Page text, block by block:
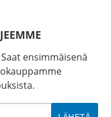
ensimmäisenä